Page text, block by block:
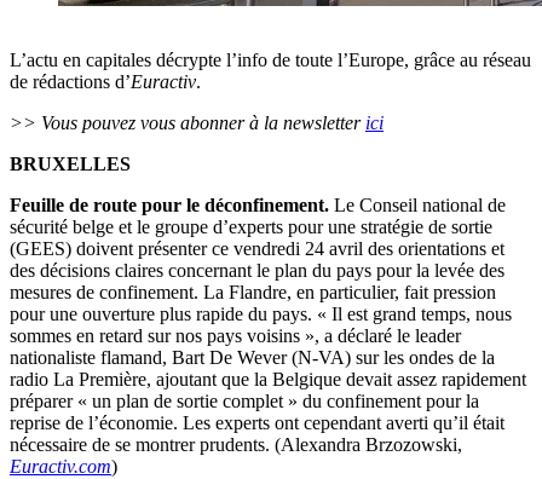
L’actu en capitales décrypte l’info de toute l’Europe, grâce au réseau
de rédactions d’Euractiv.
>> Vous pouvez vous abonner à la newsletter ici
BRUXELLES
Feuille de route pour le déconfinement. Le Conseil national de
sécurité belge et le groupe d’experts pour une stratégie de sortie
(GEES) doivent présenter ce vendredi 24 avril des orientations et
des décisions claires concernant le plan du pays pour la levée des
mesures de confinement. La Flandre, en particulier, fait pression
pour une ouverture plus rapide du pays. « Il est grand temps, nous
sommes en retard sur nos pays voisins », a déclaré le leader
nationaliste flamand, Bart De Wever (N-VA) sur les ondes de la
radio La Première, ajoutant que la Belgique devait assez rapidement
préparer « un plan de sortie complet » du confinement pour la
reprise de l’économie. Les experts ont cependant averti qu’il était
nécessaire de se montrer prudents. (Alexandra Brzozowski,
Euractiv.com)